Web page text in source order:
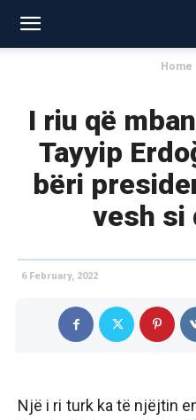
Home
I riu që
Tayyip
bëri
vesh si
6 February, 2022
Një i ri turk ka të njëjtin